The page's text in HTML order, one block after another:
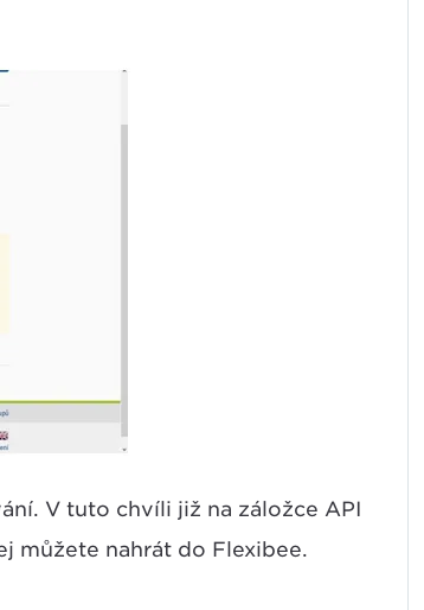
V tuto chvíli již na záložce API
můžete nahrát do Flexibee.